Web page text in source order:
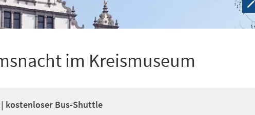
im Kreismuseum
kostenloser Bus-Shuttle